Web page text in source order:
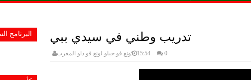
تدريب وطني في سيدي ببي
كونغ فو جياو لونغ فو داو المغرب 15:54 0
البرنامج